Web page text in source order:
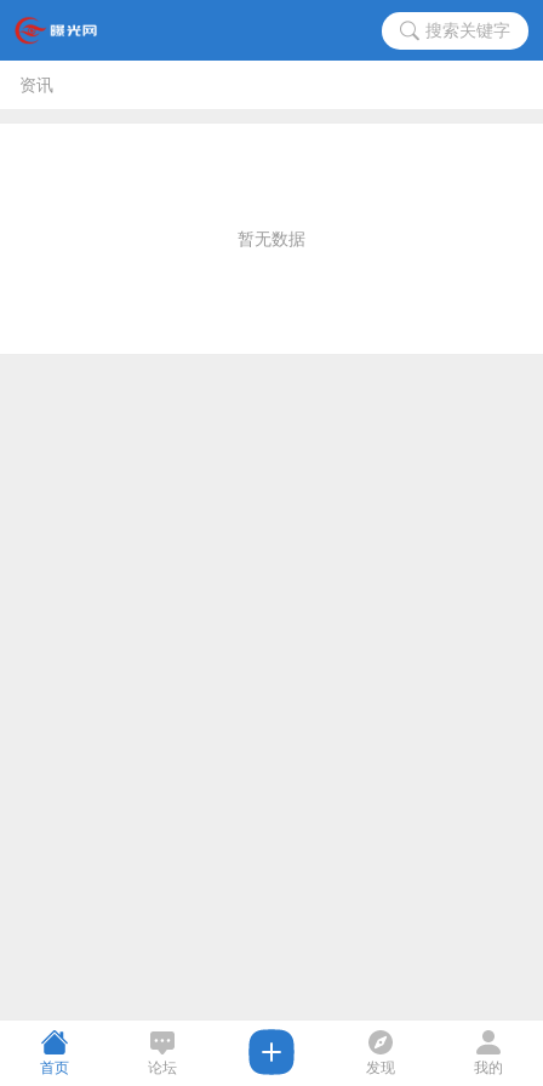
搜索关键字
资讯
暂无数据
首页 论坛 发现 我的